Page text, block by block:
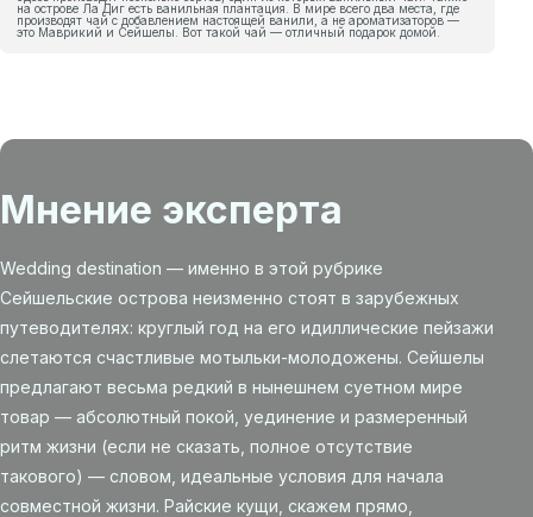
на острове Ла Диг есть ванильная плантация. В мире всего два места, где
производят чай с добавлением настоящей ванили, а не ароматизаторов —
это Маврикий и Сейшелы. Вот такой чай — отличный подарок домой.
Мнение эксперта
Wedding destination — именно в этой рубрике
Сейшельские острова неизменно стоят в зарубежных
путеводителях: круглый год на его идиллические пейзажи
слетаются счастливые мотыльки-молодожены. Сейшелы
предлагают весьма редкий в нынешнем суетном мире
товар — абсолютный покой, уединение и размеренный
ритм жизни (если не сказать, полное отсутствие
такового) — словом, идеальные условия для начала
совместной жизни. Райские кущи, скажем прямо,